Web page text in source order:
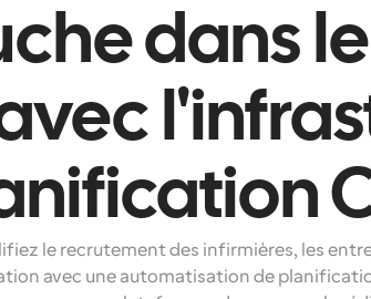
dans
le recrutement des infirmières, les
avec une automatisation de